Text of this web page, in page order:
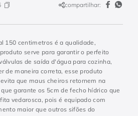
compartilhar:
150 centimetros é a qualidade,
serve para garantir o perfeito
de saída d'água para cozinha,
de maneira correta, esse produto
que maus cheiros retornem na
garante os 5cm de fecho hídrico que
vedarosca, pois é equipado com
maior que outros sifões do